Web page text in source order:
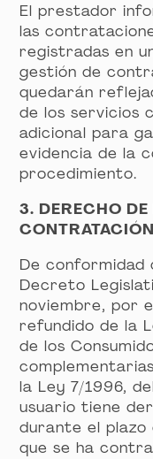
El prestador
las
registradas en
gestión de
quedarán
de los servicios
adicional para
evidencia de la
procedimiento.
3. DERECHO
CONTRATACIÓN
De conformidad
Decreto
noviembre, por
refundido de la
de los
la Ley 7/1996,
usuario tiene
durante el plazo
que se ha